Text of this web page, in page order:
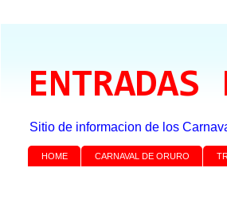
Sitio de informacion de los
HOME CARNAVAL DE ORURO